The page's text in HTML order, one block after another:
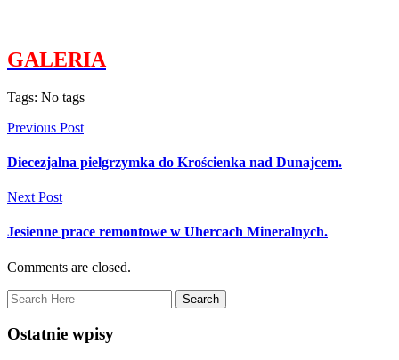
GALERIA
Tags: No tags
Previous Post
Diecezjalna pielgrzymka do Krościenka nad Dunajcem.
Next Post
Jesienne prace remontowe w Uhercach Mineralnych.
Comments are closed.
Ostatnie wpisy